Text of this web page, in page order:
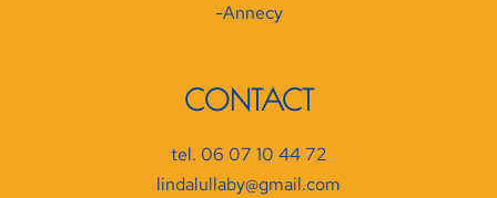
-Annecy
CONTACT
tel. 06 07 10 44 72
lindalullaby@gmail.com